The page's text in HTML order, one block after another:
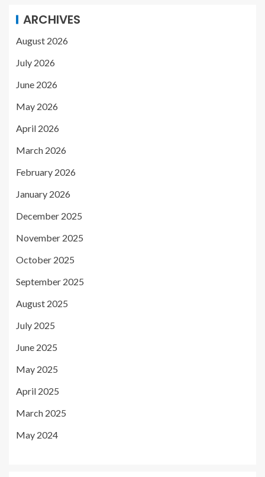
ARCHIVES
August 2026
July 2026
June 2026
May 2026
April 2026
March 2026
February 2026
January 2026
December 2025
November 2025
October 2025
September 2025
August 2025
July 2025
June 2025
May 2025
April 2025
March 2025
May 2024